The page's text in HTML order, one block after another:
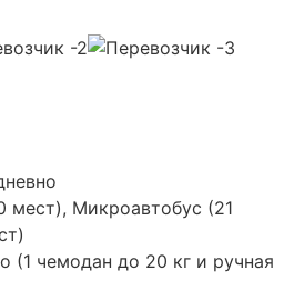
мест), Микроавтобус (21
(1 чемодан до 20 кг и ручная